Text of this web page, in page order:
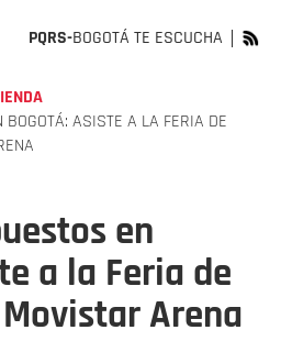
PQRS-BOGOTÁ TE ESCUCHA
BOGOTÁ: ASISTE A LA FERIA DE
en
a la Feria de
Arena